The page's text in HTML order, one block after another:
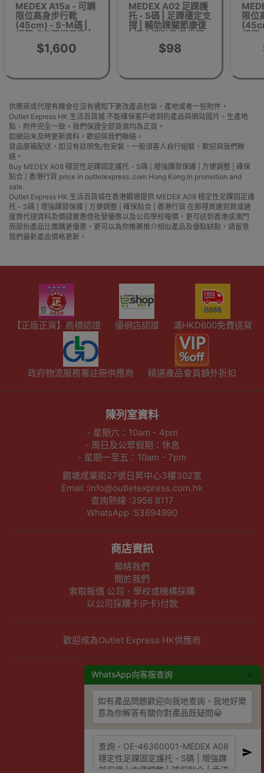
MEDEX A15a - 可調
限位高身步行靴
(45cm) - S-M碼 |
調節式高筒護足靴 |
骨科術後護理 | 腳踝
穩定支撐 | 香港行貨
$1,600
MEDEX A02 足踝護
托 - S碼 | 足踝穩定支
撐 | 輔助踝關節康復
| 適合運動及日常配
戴 | 減輕踝關節壓力
| 香港行貨
$98
限位
調節
骨
穩
供應商或代理有機會在沒有通知下更改產品包裝、產地或者一些附件，
Outlet Express HK 生活百貨城 不能確保客戶收到的產品與網站圖片、生產地
點、附件完全一致。我們保證全部貨源均為正貨。
如網站未及時更新資料，歡迎與我們聯絡。
貨品原箱配送，如沒有註明免/包安裝，一般須客人自行組裝，歡迎與我們聯
絡。
Buy MEDEX A08 穩定性足踝固定護托 - S碼 | 增強踝部保護 | 方便調整 | 確保
貼合 | 香港行貨 price in outletexpress .com Hong Kong.In promotion and
sale.
Outlet Express HK 生活百貨城在香港觀塘提供 MEDEX A08 穩定性足踝固定護
托 - S碼 | 增強踝部保護 | 方便調整 | 確保貼合 | 香港行貨 在那裡買邊到買或邊
度買代理資料及價錢實惠借批發優惠以及公司學校報價，更可送到香港或澳門
而部份產品比團購更優惠，更可以為你推薦推介相似產品及優點缺點，請留意
我們最新產品價格更新。
WhatsApp向客服查詢
如有產品問題歡迎向我地查詢，我地好樂
意為你解答有關你對產品既疑問😀
【正版正貨】商標認證 優網店認證 滿HKD600免費送貨
政府物流服務署註冊供應商 精選產品會員額外折扣
陳列室資料
- 星期六：10am - 4pm
- 周日及公眾假期：休息
- 星期一至五：10am - 7pm
觀塘成業街27號日昇中心3樓302室
Email :info@outletexpress.com.hk
查詢熱線 :3956 8117
WhatsApp :53694990
商店資訊
聯絡我們
關於我們
索取報價 公司、學校或機構採購
以公司採購卡(P卡)付款
歡迎成為Outlet Express HK供應商
其他資訊
隱私權及條款聲明
保養條款及更換政策
條款及細則
網站地圖